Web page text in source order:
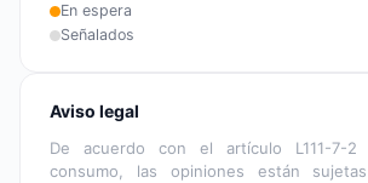
En espera
Señalados
Aviso legal
De acuerdo con el artículo L111-7-
consumo, las opiniones están